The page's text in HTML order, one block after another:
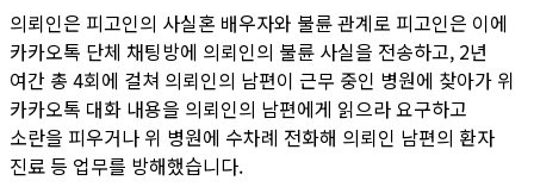
의뢰인은 피고인의 사실혼 배우자와 불륜 관계로 피고인은 이에
카카오톡 단체 채팅방에 의뢰인의 불륜 사실을 전송하고, 2년
여간 총 4회에 걸쳐 의뢰인의 남편이 근무 중인 병원에 찾아가 위
카카오톡 대화 내용을 의뢰인의 남편에게 읽으라 요구하고
소란을 피우거나 위 병원에 수차례 전화해 의뢰인 남편의 환자
진료 등 업무를 방해했습니다.